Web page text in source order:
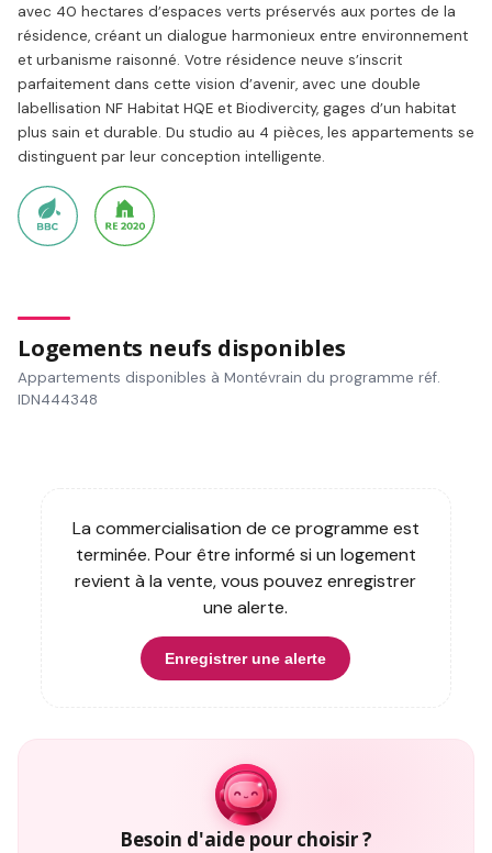
avec 40 hectares d’espaces verts préservés aux portes de la
résidence, créant un dialogue harmonieux entre environnement
et urbanisme raisonné. Votre résidence neuve s’inscrit
parfaitement dans cette vision d’avenir, avec une double
labellisation NF Habitat HQE et Biodivercity, gages d’un habitat
plus sain et durable. Du studio au 4 pièces, les appartements se
distinguent par leur conception intelligente.
Logements neufs disponibles
Appartements disponibles à Montévrain du programme réf.
IDN444348
La commercialisation de ce programme est
terminée. Pour être informé si un logement
revient à la vente, vous pouvez enregistrer
une alerte.
Enregistrer une alerte
Besoin d'aide pour choisir ?